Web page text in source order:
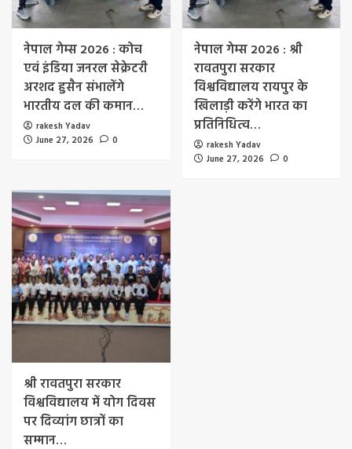
नेपाल गेम्स 2026 : कोच
एवं इंडिया जनरल सेक्रेटरी
अरशद हुसैन संभालेंगे
भारतीय दल की कमान…
rakesh Yadav
June 27, 2026
0
नेपाल गेम्स 2026 : श्री
रावतपुरा सरकार
विश्वविद्यालय रायपुर के
खिलाड़ी करेंगे भारत का
प्रतिनिधित्व…
rakesh Yadav
June 27, 2026
0
श्री रावतपुरा सरकार
विश्वविद्यालय में योग दिवस
पर दिव्यांग छात्रों का
सम्मान…